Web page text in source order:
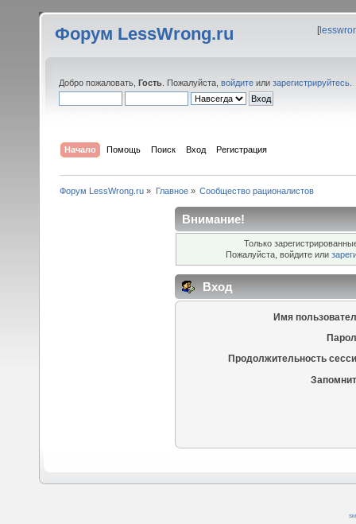
Форум LessWrong.ru [
Добро пожаловать, Гость . Пожалуйста, войдите или зарегистрируйтесь
Начало Помощь Поиск Вход Регистрация
Форум LessWrong.ru » Главное» Сообщество рационалистов
Внимание!
Только
Пожалуйста, войдите или
Вход
Имя
Продолжительность